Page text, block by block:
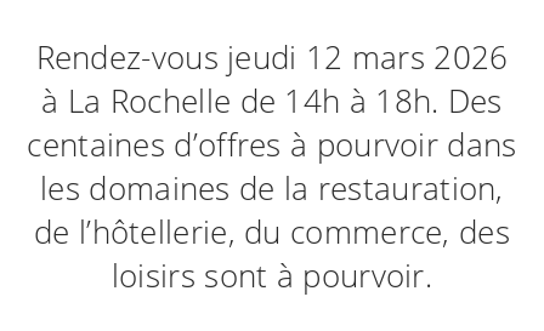
Rendez-vous jeudi 12 mars 2026
à La Rochelle de 14h à 18h. Des
centaines d’offres à pourvoir dans
les domaines de la restauration,
de l’hôtellerie, du commerce, des
loisirs sont à pourvoir.